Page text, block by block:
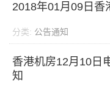
2018年01月09日香
分类: 公告通知
香港机房12月10日
知